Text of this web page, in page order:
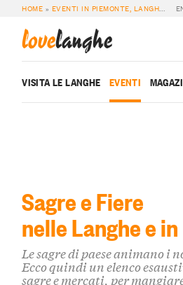
HOME » EVENTI IN PIEMONTE, LANGHE E ROERO
lovelanghe
VISITA LE LANGHE EVENTI
Sagre e Fiere
nelle Langhe e
Le sagre di paese animano i
Ecco quindi un elenco
sagre e mercati, per